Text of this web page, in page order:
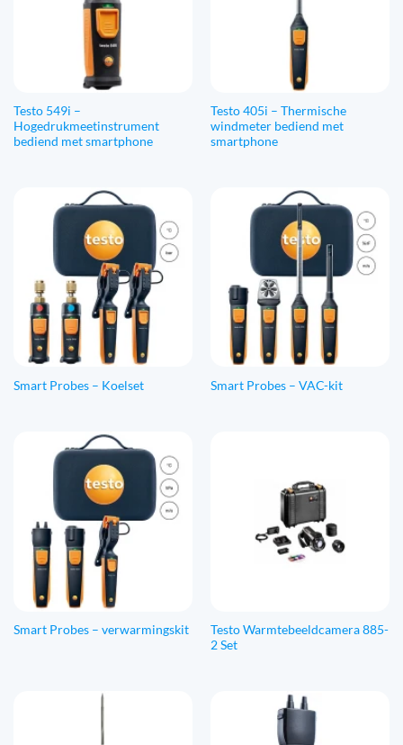
Testo 549i –
Hogedrukmeetinstrument
bediend met smartphone
Testo 405i – Thermische
windmeter bediend met
smartphone
Smart Probes – Koelset Smart Probes – VAC-kit
Smart Probes – verwarmingskit
Testo Warmtebeeldcamera 885-
2 Set